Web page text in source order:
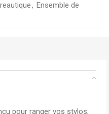
, Ensemble de
pour ranger vos stylos,